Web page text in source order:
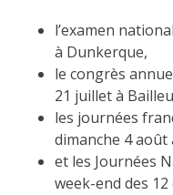
l’examen
à Dunkerque,
le congrès
21 juillet à
les journées
dimanche 4 août
et les Journées
week-end des